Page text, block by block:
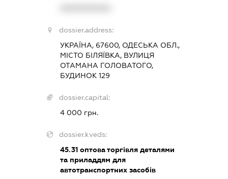
dossier.address:
УКРАЇНА, 67600, ОДЕСЬКА ОБЛ.,
МІСТО БІЛЯЇВКА, ВУЛИЦЯ
ОТАМАНА ГОЛОВАТОГО,
БУДИНОК 129
dossier.capital:
4 000 грн.
dossier.kveds:
45.31оптова торгівля деталями
та приладдям для
автотранспортних засобів